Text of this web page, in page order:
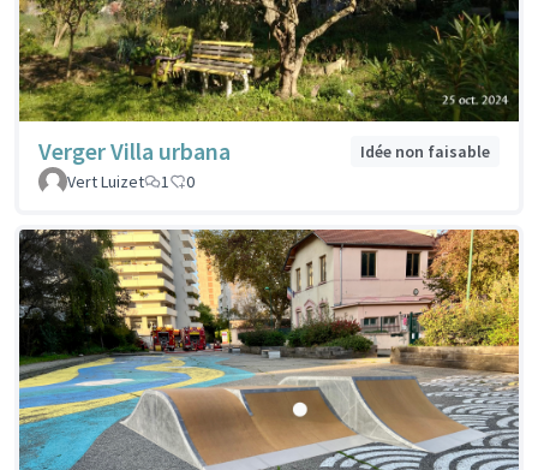
Verger Villa urbana
Idée non faisable
Vert Luizet
1 0